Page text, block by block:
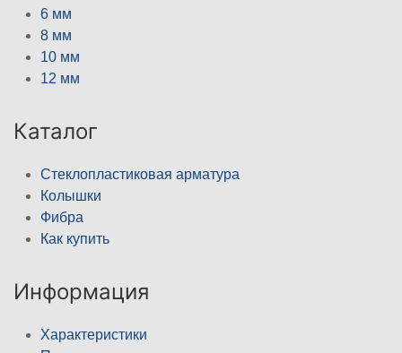
6 мм
8 мм
10 мм
12 мм
Каталог
Стеклопластиковая арматура
Колышки
Фибра
Как купить
Информация
Характеристики